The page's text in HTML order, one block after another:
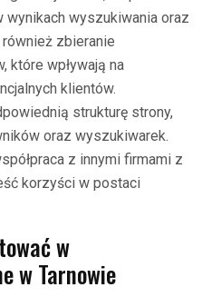
wyszukiwania oraz
również zbieranie
które wpływają na
klientów.
strukturę strony,
oraz wyszukiwarek.
z innymi firmami z
korzyści w postaci
w
w Tarnowie